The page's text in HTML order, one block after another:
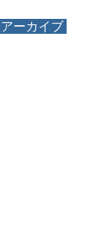
ーカイブ